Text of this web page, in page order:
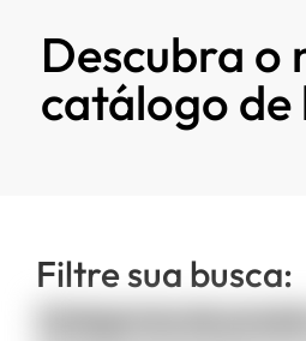
Descubra o
catálogo de
Filtre sua busca:
Categorias de